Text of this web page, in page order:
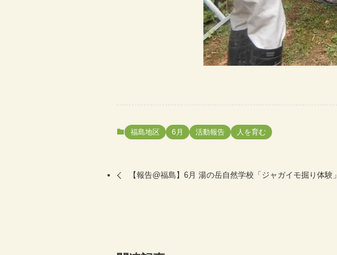
福島地区 6月 活動報告 人を育む
【報告@福島】6月 湯の岳自然学校「ジャガイモ掘り体験」